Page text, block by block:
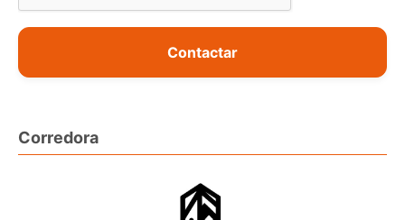
Contactar
Corredora